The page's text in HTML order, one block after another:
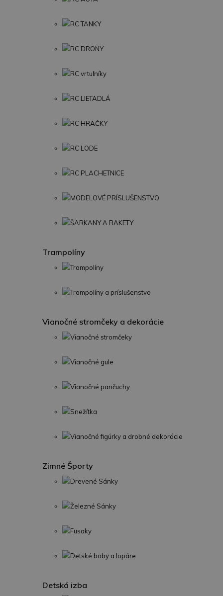
RC TANKY
RC DRONY
RC vrtuľníky
RC LIETADLÁ
RC HRAČKY
RC LODE
RC PLACHETNICE
MODELOVÉ PRÍSLUŠENSTVO
ŠARKANY A RAKETY
Trampolíny
Trampolíny
Trampolíny a príslušenstvo
Vianočné stromčeky a dekorácie
Vianočné stromčeky
Vianočné gule
Vianočné pančuchy
Snežítka
Vianočné figúrky a drobné dekorácie
Zimné Športy
Drevené Sánky
Železné Sánky
Fusaky
Detské boby a lopáre
Detská izba